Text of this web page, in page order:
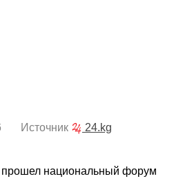
Источник
24.kg
национальный форум